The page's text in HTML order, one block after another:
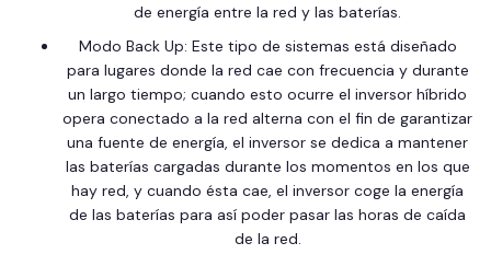
de energía entre la red y las baterías.
Modo Back Up: Este tipo de sistemas está diseñado
para lugares donde la red cae con frecuencia y durante
un largo tiempo; cuando esto ocurre el inversor híbrido
opera conectado a la red alterna con el fin de garantizar
una fuente de energía, el inversor se dedica a mantener
las baterías cargadas durante los momentos en los que
hay red, y cuando ésta cae, el inversor coge la energía
de las baterías para así poder pasar las horas de caída
de la red.